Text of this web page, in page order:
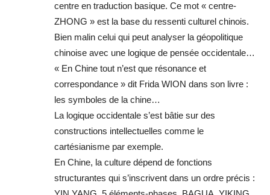
centre en traduction basique. Ce mot « centre-
ZHONG » est la base du ressenti culturel chinois.
Bien malin celui qui peut analyser la géopolitique
chinoise avec une logique de pensée occidentale…
« En Chine tout n’est que résonance et
correspondance » dit Frida WION dans son livre :
les symboles de la chine…
La logique occidentale s’est bâtie sur des
constructions intellectuelles comme le
cartésianisme par exemple.
En Chine, la culture dépend de fonctions
structurantes qui s’inscrivent dans un ordre précis :